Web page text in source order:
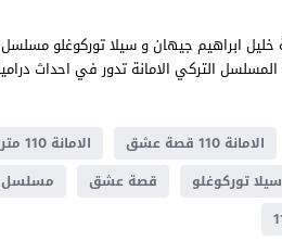
الامانة 110 قصة عشق الامانة 110 مترجم
سيلا توركوغلو قصة عشق مسلسل